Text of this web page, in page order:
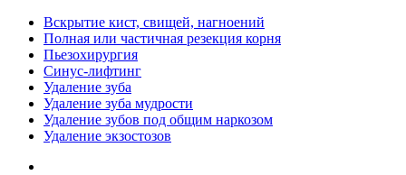
Вскрытие кист, свищей, нагноений
Полная или частичная резекция корня
Пьезохирургия
Синус-лифтинг
Удаление зуба
Удаление зуба мудрости
Удаление зубов под общим наркозом
Удаление экзостозов